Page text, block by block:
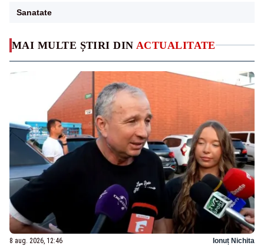
MAI MULTE ȘTIRI DIN ACTUALITATE
8 aug. 2026, 12:46 Ionuț Nichita
Sanatate